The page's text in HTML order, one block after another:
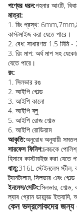
পণ্যের ধরন:গহনার আংটি,
মাত্রা:
1. রিং প্রস্থ:
কাস্টমাইজ করা যেতে পারে।
2. বেধ: সাধারণত 1.5 মিমি -
3. রিং মাপ: অর্ধ মাপ সহ
যেতে পারে।
রং:
1. সিলভার রঙ
2. আইপি গোল্ড
3. আইপি কালো
4. আইপি ব্লু
5. আইপি রোজ গোল্ড
6. আইপি রোডিয়াম
আকৃতি:অনুরোধ অনুযায়ী
সারফেস ফিনিশ:চকচকে পোলিশ,
হিসাবে কাস্টমাইজ করা যেতে
ধাতু:316L স্টেইনলেস স্টীল,
ট্যানটালাম, সিলভার এবং
ইনলেস/সেটিং:সিলভার, গোল্ড,
ল্যাব গ্রোন ডায়মন্ড ইত্যাদি,
কেন ভদ্রলোকদের জন্য